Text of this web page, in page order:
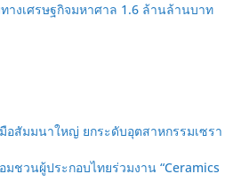
างเศรษฐกิจมหาศาล 1.6 ล้านล้านบาท
อสัมมนาใหญ่ ยกระดับอุตสาหกรรมเซรา
ชวนผู้ประกอบไทยร่วมงาน “Ceramics